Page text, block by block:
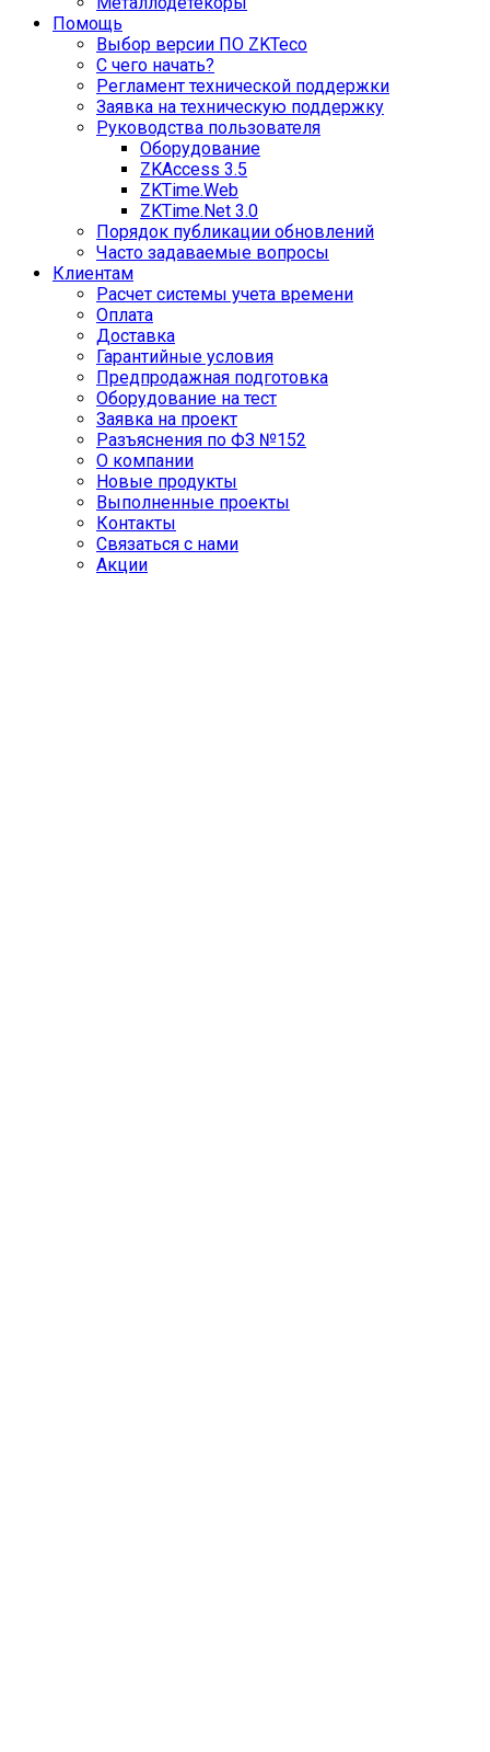
Помощь
Выбор версии ПО ZKTeco
С чего начать?
Регламент технической поддержки
Заявка на техническую поддержку
Руководства пользователя
Оборудование
ZKAccess 3.5
ZKTime.Web
ZKTime.Net 3.0
Порядок публикации обновлений
Часто задаваемые вопросы
Клиентам
Расчет системы учета времени
Оплата
Доставка
Гарантийные условия
Предпродажная подготовка
Оборудование на тест
Заявка на проект
Разъяснения по ФЗ №152
О компании
Новые продукты
Выполненные проекты
Контакты
Связаться с нами
Акции